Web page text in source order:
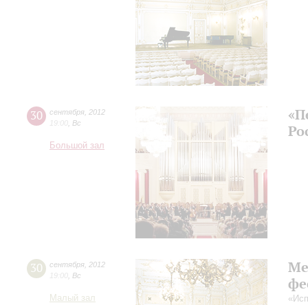
30 сентября 2012
19:00
Вс
Большой зал
30 сентября 2012
19:00
Вс
Малый зал